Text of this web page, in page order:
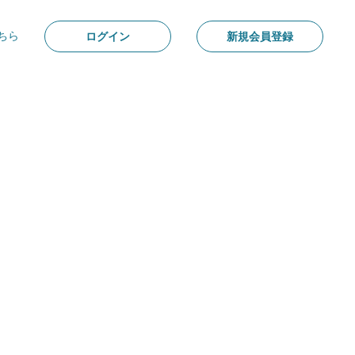
ら ログイン 新規会員登録